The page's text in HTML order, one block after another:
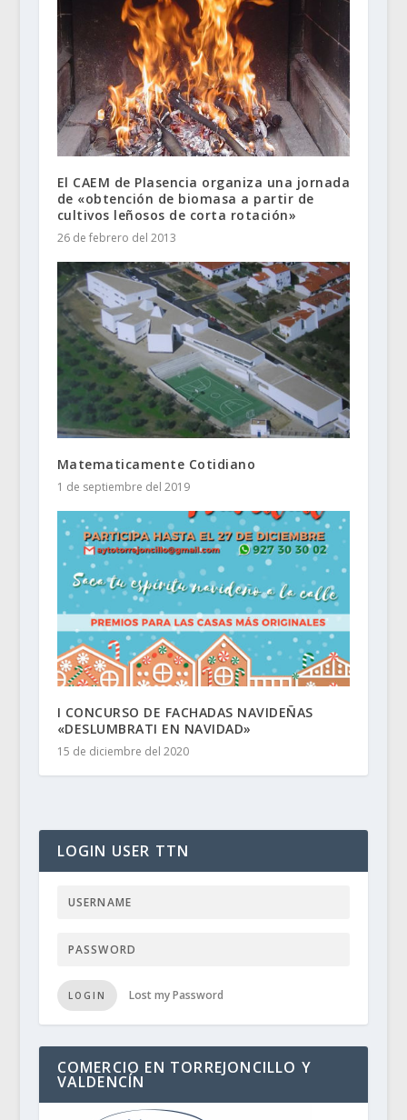
El CAEM de Plasencia organiza una jornada
de «obtención de biomasa a partir de
cultivos leñosos de corta rotación»
26 de febrero del 2013
Matematicamente Cotidiano
1 de septiembre del 2019
I CONCURSO DE FACHADAS NAVIDEÑAS
«DESLUMBRATI EN NAVIDAD»
15 de diciembre del 2020
LOGIN USER TTN
LOGIN Lost my Password
COMERCIO EN TORREJONCILLO Y
VALDENCÍN